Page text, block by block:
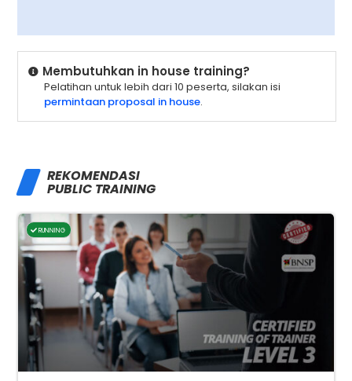
Membutuhkan in house training?
Pelatihan untuk lebih dari 10 peserta, silakan isi
permintaan proposal in house.
REKOMENDASI
PUBLIC TRAINING
RUNNING